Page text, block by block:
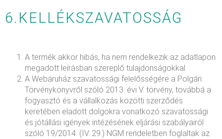
6.KELLÉKSZAVATOSSÁG
A termék akkor hibás, ha nem rendelkezik az adatlapon
megadott leírásban szereplő tulajdonságokkal.
A Webáruház szavatossági felelősségére a Polgári
Törvénykönyvről szóló 2013. évi V. törvény, továbbá a
fogyasztó és a vállalkozás közötti szerződés
keretében eladott dolgokra vonatkozó szavatossági
és jótállási igények intézésének eljárási szabályairól
szóló 19/2014. (IV. 29.) NGM rendeletben foglaltak az